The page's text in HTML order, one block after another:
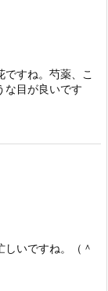
すね。芍薬、こ
な目が良いです
いですね。（＾